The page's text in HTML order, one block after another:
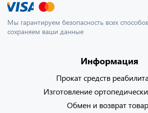
Мы гарантируем безопасность всех
сохраняем ваши данные
Информация
Прокат средств
Изготовление
Обмен и возврат